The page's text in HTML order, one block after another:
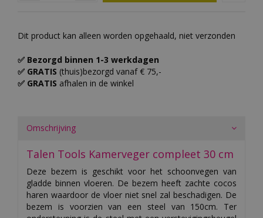
Dit product kan alleen worden opgehaald, niet verzonden
✅ Bezorgd binnen 1-3 werkdagen
✅ GRATIS (thuis)bezorgd vanaf € 75,-
✅ GRATIS afhalen in de winkel
Omschrijving
Talen Tools Kamerveger compleet 30 cm
Deze bezem is geschikt voor het schoonvegen van
gladde binnen vloeren. De bezem heeft zachte cocos
haren waardoor de vloer niet snel zal beschadigen. De
bezem is voorzien van een steel van 150cm. Ter